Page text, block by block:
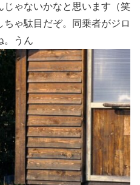
じゃないかなと思います（笑
ちゃ駄目だぞ。同乗者がジロ
。うん